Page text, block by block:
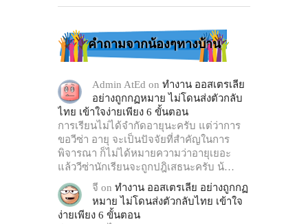
คำถามจากน้องๆทางบ้าน
Admin AtEd on ทำงาน ออสเตรเลีย
อย่างถูกกฏหมาย ไม่โดนส่งตัวกลับ
ไทย เข้าใจง่ายเพียง 6 ขั้นตอน
การเรียนไม่ได้จำกัดอายุนะครับ แต่ว่าการ
ขอวีซ่า อายุ จะเป็นปัจจัยที่สำคัญในการ
พิจารณา ก็ไม่ได้หมายความว่าอายุเยอะ
แล้ววีซ่านักเรียนจะถูกปฎิเสธนะครับ น้…
จี on ทำงาน ออสเตรเลีย อย่างถูกกฏ
หมาย ไม่โดนส่งตัวกลับไทย เข้าใจ
ง่ายเพียง 6 ขั้นตอน